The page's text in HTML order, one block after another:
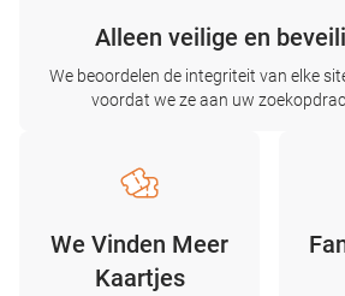
Alleen veilige en
We beoordelen de integriteit van elke
voordat we ze aan uw
We Vinden Meer
Kaartjes